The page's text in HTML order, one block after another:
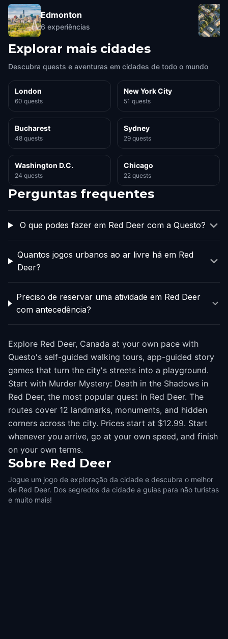
Edmonton
6 experiências
Explorar mais cidades
Descubra quests e aventuras em cidades de todo o mundo
London
60 quests
New York City
51 quests
Bucharest
48 quests
Sydney
29 quests
Washington D.C.
24 quests
Chicago
22 quests
Perguntas frequentes
O que podes fazer em Red Deer com a Questo?
Quantos jogos urbanos ao ar livre há em Red
Deer?
Preciso de reservar uma atividade em Red Deer
com antecedência?
Explore Red Deer, Canada at your own pace with
Questo's self-guided walking tours, app-guided story
games that turn the city's streets into a playground.
Start with Murder Mystery: Death in the Shadows in
Red Deer, the most popular quest in Red Deer. The
routes cover 12 landmarks, monuments, and hidden
corners across the city. Prices start at $12.99. Start
whenever you arrive, go at your own speed, and finish
on your own terms.
Sobre Red Deer
Jogue um jogo de exploração da cidade e descubra o melhor
de Red Deer. Dos segredos da cidade a guias para não turistas
e muito mais!